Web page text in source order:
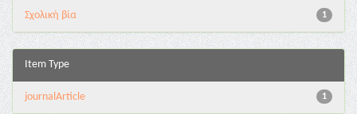
1
Σχολική βία
Item Type
1
journalArticle